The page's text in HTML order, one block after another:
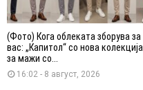
(Фото) Кога облеката зборува за
вас: „Капитол“ со нова колекција
за мажи со...
16:02 - 8 август, 2026